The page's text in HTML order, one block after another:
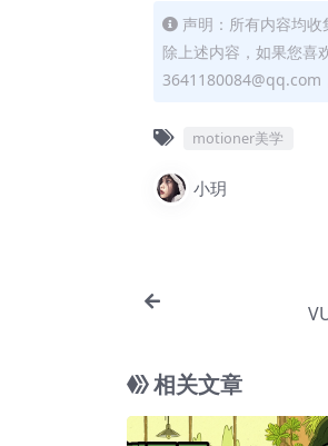
声明：所有内容均
除上述内容，如果您喜
3641180084@qq.com
motioner美学
小玥
相关文章